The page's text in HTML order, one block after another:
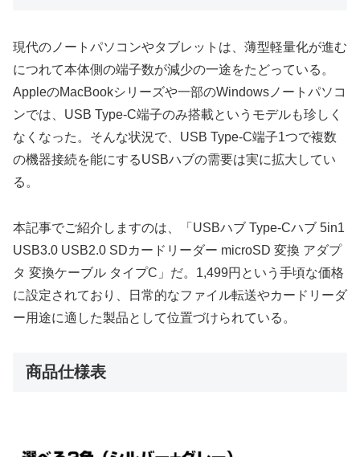
現代のノートパソコンやタブレットは、薄型軽量化が進む
につれて本体側の端子数が減少の一途をたどっている。
AppleのMacBookシリーズや一部のWindowsノートパソコ
ンでは、USB Type-C端子のみ搭載というモデルも珍しく
なくなった。そんな状況で、USB Type-C端子1つで複数
の機器接続を能にするUSBハブの需要は実に拡大してい
る。
本記事でご紹介しますのは、「USBハブ Type-Cハブ 5in1
USB3.0 USB2.0 SDカードリーダー microSD 変換 アダプ
タ 変換ケーブル タイプC」だ。1,499円という手頃な価格
に設定されており、日常的なファイル転送やカードリーダ
ー用途に適した製品として位置づけられている。
商品仕様表